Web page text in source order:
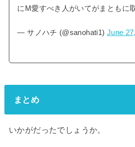
にM愛すべき人がいてがまともに
— サノハチ (@sanohati1) June
まとめ
いかがだったでしょうか。